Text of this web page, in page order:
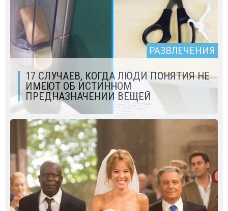
РАЗВЛЕЧЕНИЯ
17 СЛУЧАЕВ, КОГДА ЛЮДИ ПОНЯТИЯ НЕ
ИМЕЮТ ОБ ИСТИННОМ
ПРЕДНАЗНАЧЕНИИ ВЕЩЕЙ